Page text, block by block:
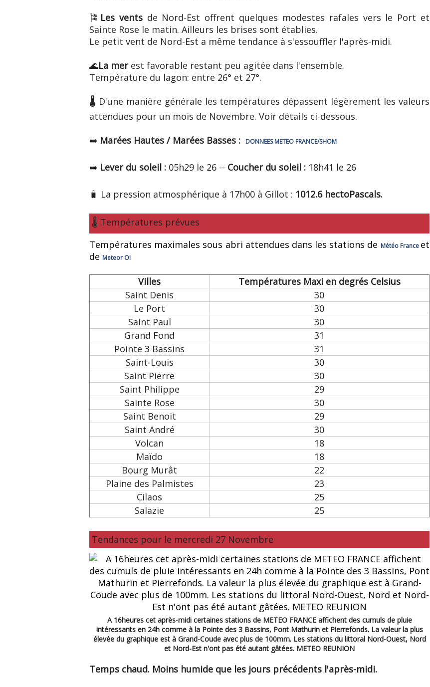
🎏 Les ventsde Nord-Est offrent quelques modestes rafales vers le Port et
Sainte Rose le matin. Ailleurs les brises sont établies.
Le petit vent de Nord-Est a même tendance à s'essouffler l'après-midi.
🌊La mer est favorable restant peu agitée dans l'ensemble.
Température du lagon: entre 26° et 27°.
🌡️ D'une manière générale les températures dépassent légèrement les valeurs
attendues pour un mois de Novembre. Voir détails ci-dessous.
➡️ Marées Hautes / Marées Basses : DONNEES METEO FRANCE/SHOM
➡️ Lever du soleil : 05h29 le 26 -- Coucher du soleil : 18h41 le 26
🧳 La pression atmosphérique à 17h00 à Gillot : 1012.6 hectoPascals.
🌡️ Températures prévues
Températures maximales sous abri attendues dans les stations de Météo France et
de Meteor OI
Villes
Températures Maxi en degrés Celsius
Saint Denis
30
Le Port
30
Saint Paul
30
Grand Fond
31
Pointe 3 Bassins
31
Saint-Louis
30
Saint Pierre
30
Saint Philippe
29
Sainte Rose
30
Saint Benoit
29
Saint André
30
Volcan
18
Maïdo
18
Bourg Murât
22
Plaine des Palmistes
23
Cilaos
25
Salazie
25
Tendances pour le mercredi 27 Novembre
A 16heures cet après-midi certaines stations de METEO FRANCE affichent des cumuls de pluie
intéressants en 24h comme à la Pointe des 3 Bassins, Pont Mathurin et Pierrefonds. La valeur la plus
élevée du graphique est à Grand-Coude avec plus de 100mm. Les stations du littoral Nord-Ouest, Nord
et Nord-Est n'ont pas été autant gâtées. METEO REUNION
Temps chaud. Moins humide que les jours précédents l'après-midi.